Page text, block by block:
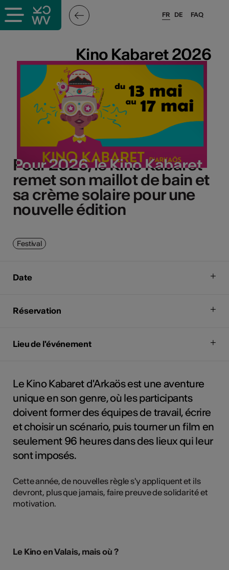
FAQ
FR DE
Kino Kabaret 2026
Pour 2026, le Kino Kabaret
remet son maillot de bain et
sa crème solaire pour une
nouvelle édition
Kino Kabaret 2026
Pour 2026, le Kino Kabaret
remet son maillot de bain et
sa crème solaire pour une
nouvelle édition
Festival
Date
Réservation
Lieu de l'événement
Le Kino Kabaret d'Arkaös est une aventure
unique en son genre, où les participants
doivent former des équipes de travail, écrire
et choisir un scénario, puis tourner un film en
seulement 96 heures dans des lieux qui leur
sont imposés.
Cette année, de nouvelles règle s'y appliquent et ils
devront, plus que jamais, faire preuve de solidarité et
motivation.
Le Kino en Valais, mais où ?